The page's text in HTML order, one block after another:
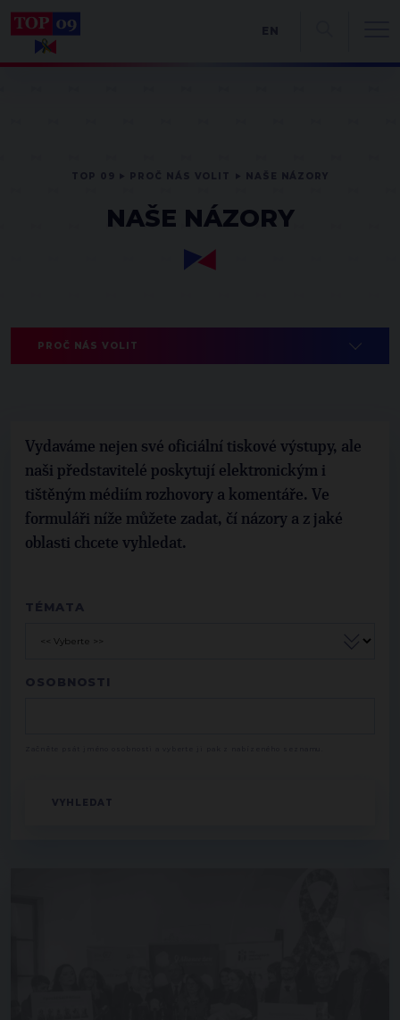
NAŠE NÁZORY
PROČ NÁS VOLIT
Vydaváme nejen své oficiální tiskové výstupy, ale
naši představitelé poskytují elektronickým i
tištěným médiím rozhovory a komentáře. Ve
formuláři níže můžete zadat, čí názory a z jaké
oblasti chcete vyhledat.
TÉMATA
OSOBNOSTI